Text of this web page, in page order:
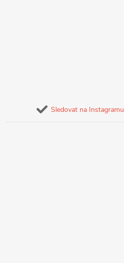
Sledovat na Instagramu